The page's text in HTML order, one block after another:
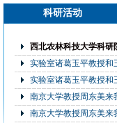
科研活动
西北农林科技大学科研
实验室诸葛玉平教授和
实验室诸葛玉平教授和
南京大学教授周东美来
南京大学教授周东美来